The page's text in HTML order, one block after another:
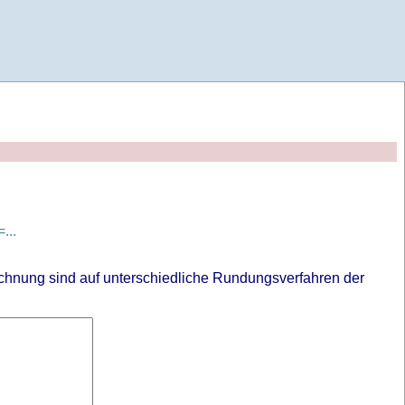
sind auf unterschiedliche Rundungsverfahren der